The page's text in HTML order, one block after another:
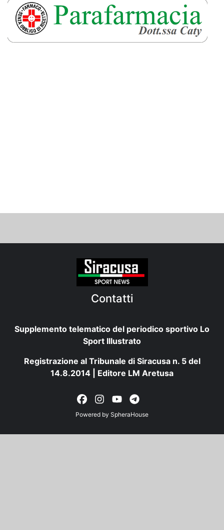
Contatti
Supplemento telematico del periodico sportivo Lo
Sport Illustrato
Registrazione al Tribunale di Siracusa n. 5 del
14.8.2014 | Editore LM Aretusa
Powered by SpheraHouse